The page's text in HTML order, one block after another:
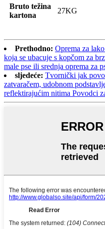
Bruto težina
kartona
27KG
Prethodno: Oprema za
koja se ubacuje s kopčom za
male pse ili srednja oprema za
sljedeće: Tvornički jak
zatvaračem, udobnom
reflektirajućim nitima Povodci